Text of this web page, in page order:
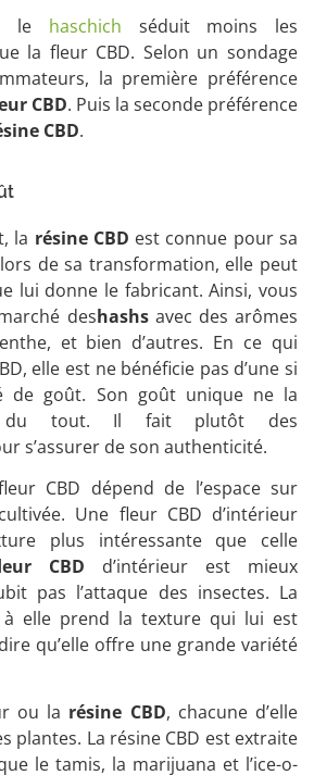
le haschich séduit moins les
la fleur CBD. Selon un sondage
la première préférence
CBD. Puis la seconde préférence
CBD.
la résine CBD est connue pour sa
de sa transformation, elle peut
lui donne le fabricant. Ainsi, vous
deshashsavec des arômes
et bien d’autres. En ce qui
elle est ne bénéficie pas d’une si
de goût. Son goût unique ne la
du tout. Il fait plutôt des
s’assurer de son authenticité.
CBD dépend de l’espace sur
Une fleur CBD d’intérieur
plus intéressante que celle
CBD d’intérieur est mieux
pas l’attaque des insectes. La
à elle prend la texture qui lui est
qu’elle offre une grande variété
ou la résine CBD, chacune d’elle
plantes. La résine CBD est extraite
le tamis, la marijuana et l’ice-o-